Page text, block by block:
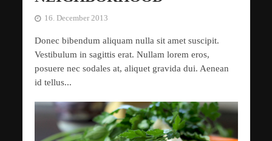
16. December 2013
Donec bibendum aliquam nulla sit amet suscipit.
Vestibulum in sagittis erat. Nullam lorem eros,
posuere nec sodales at, aliquet gravida dui. Aenean
id tellus...